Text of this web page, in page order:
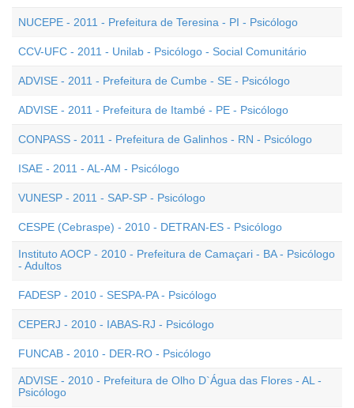
NUCEPE - 2011 - Prefeitura de Teresina - PI - Psicólogo
CCV-UFC - 2011 - Unilab - Psicólogo - Social Comunitário
ADVISE - 2011 - Prefeitura de Cumbe - SE - Psicólogo
ADVISE - 2011 - Prefeitura de Itambé - PE - Psicólogo
CONPASS - 2011 - Prefeitura de Galinhos - RN - Psicólogo
ISAE - 2011 - AL-AM - Psicólogo
VUNESP - 2011 - SAP-SP - Psicólogo
CESPE (Cebraspe) - 2010 - DETRAN-ES - Psicólogo
Instituto AOCP - 2010 - Prefeitura de Camaçari - BA - Psicólogo
- Adultos
FADESP - 2010 - SESPA-PA - Psicólogo
CEPERJ - 2010 - IABAS-RJ - Psicólogo
FUNCAB - 2010 - DER-RO - Psicólogo
ADVISE - 2010 - Prefeitura de Olho D`Água das Flores - AL -
Psicólogo